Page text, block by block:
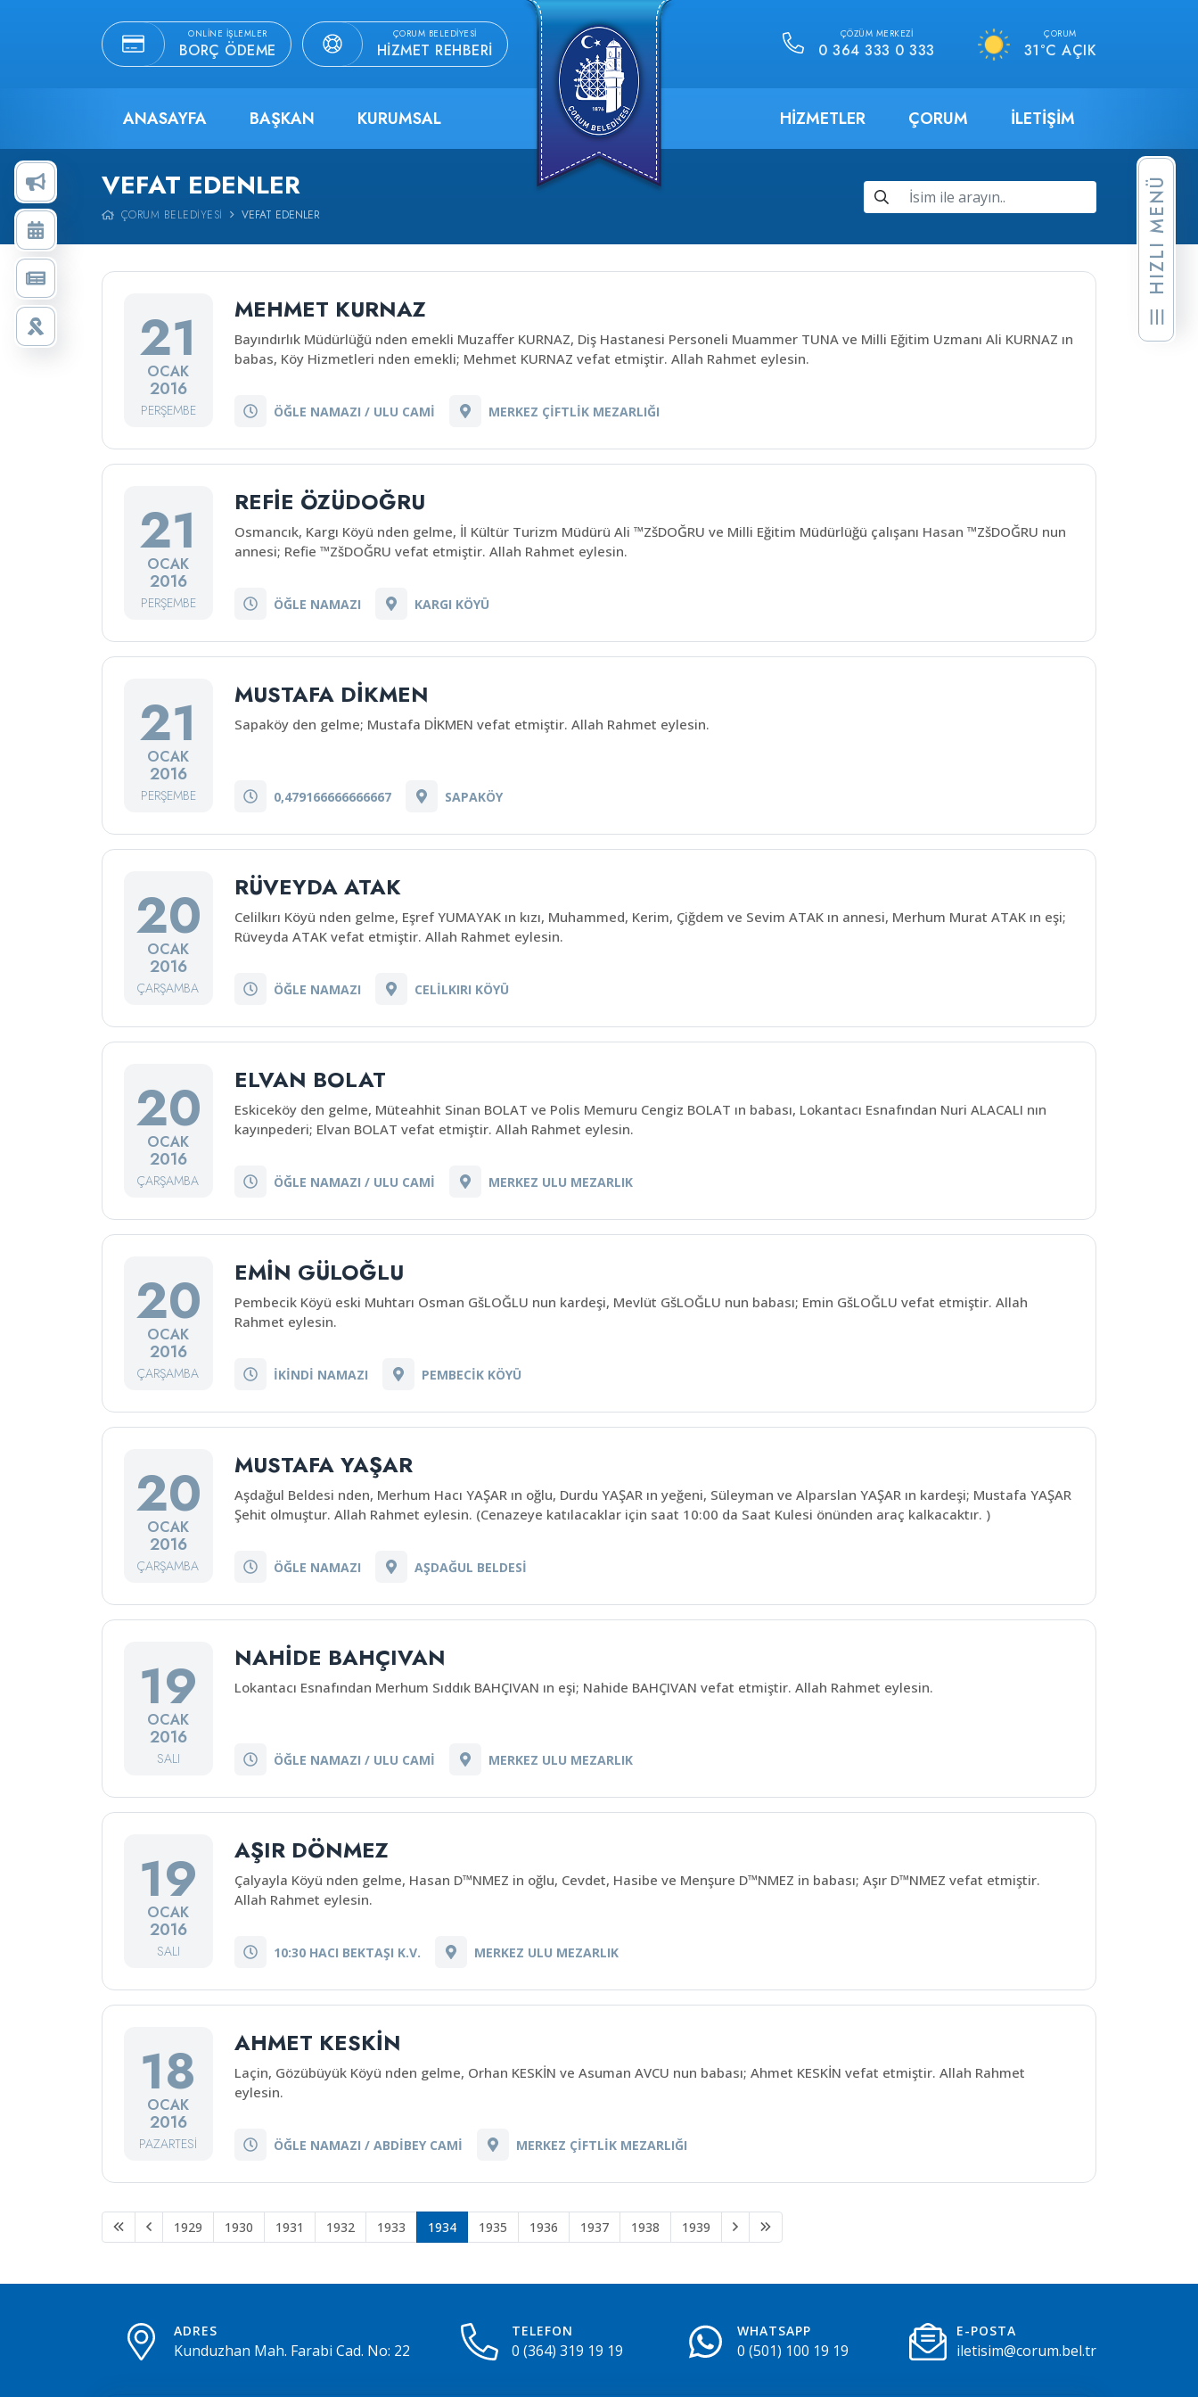
ONLINE İŞLEMLER
BORÇ ÖDEME
ÇORUM BELEDIYESI
HIZMET REHBERI
ÇÖZÜM MERKEZI
0 364 333 0 333
ÇORUM
31°C AÇIK
ANASAYFA BAŞKAN KURUMSAL HIZMETLER ÇORUM İLETIŞIM
VEFAT EDENLER
ÇORUM BELEDIYESI VEFAT EDENLER
21
OCAK
2016
PERŞEMBE
MEHMET KURNAZ
Bayındırlık Müdürlüğü nden emekli Muzaffer KURNAZ, Diş Hastanesi Personeli Muammer TUNA ve Milli Eğitim Uzmanı Ali KURNAZ ın
babas, Köy Hizmetleri nden emekli; Mehmet KURNAZ vefat etmiştir. Allah Rahmet eylesin.
ÖĞLE NAMAZI / ULU CAMİ MERKEZ ÇİFTLİK MEZARLIĞI
21
OCAK
2016
PERŞEMBE
REFİE ÖZÜDOĞRU
Osmancık, Kargı Köyü nden gelme, İl Kültür Turizm Müdürü Ali ™ZšDOĞRU ve Milli Eğitim Müdürlüğü çalışanı Hasan ™ZšDOĞRU nun
annesi; Refie ™ZšDOĞRU vefat etmiştir. Allah Rahmet eylesin.
ÖĞLE NAMAZI KARGI KÖYÜ
21
OCAK
2016
PERŞEMBE
MUSTAFA DİKMEN
Sapaköy den gelme; Mustafa DİKMEN vefat etmiştir. Allah Rahmet eylesin.
0,479166666666667 SAPAKÖY
20
OCAK
2016
ÇARŞAMBA
RÜVEYDA ATAK
Celilkırı Köyü nden gelme, Eşref YUMAYAK ın kızı, Muhammed, Kerim, Çiğdem ve Sevim ATAK ın annesi, Merhum Murat ATAK ın eşi;
Rüveyda ATAK vefat etmiştir. Allah Rahmet eylesin.
ÖĞLE NAMAZI CELİLKIRI KÖYÜ
20
OCAK
2016
ÇARŞAMBA
ELVAN BOLAT
Eskiceköy den gelme, Müteahhit Sinan BOLAT ve Polis Memuru Cengiz BOLAT ın babası, Lokantacı Esnafından Nuri ALACALI nın
kayınpederi; Elvan BOLAT vefat etmiştir. Allah Rahmet eylesin.
ÖĞLE NAMAZI / ULU CAMİ MERKEZ ULU MEZARLIK
20
OCAK
2016
ÇARŞAMBA
EMİN GÜLOĞLU
Pembecik Köyü eski Muhtarı Osman GšLOĞLU nun kardeşi, Mevlüt GšLOĞLU nun babası; Emin GšLOĞLU vefat etmiştir. Allah
Rahmet eylesin.
İKİNDİ NAMAZI PEMBECİK KÖYÜ
20
OCAK
2016
ÇARŞAMBA
MUSTAFA YAŞAR
Aşdağul Beldesi nden, Merhum Hacı YAŞAR ın oğlu, Durdu YAŞAR ın yeğeni, Süleyman ve Alparslan YAŞAR ın kardeşi; Mustafa YAŞAR
Şehit olmuştur. Allah Rahmet eylesin. (Cenazeye katılacaklar için saat 10:00 da Saat Kulesi önünden araç kalkacaktır. )
ÖĞLE NAMAZI AŞDAĞUL BELDESİ
19
OCAK
2016
SALI
NAHİDE BAHÇIVAN
Lokantacı Esnafından Merhum Sıddık BAHÇIVAN ın eşi; Nahide BAHÇIVAN vefat etmiştir. Allah Rahmet eylesin.
ÖĞLE NAMAZI / ULU CAMİ MERKEZ ULU MEZARLIK
19
OCAK
2016
SALI
AŞIR DÖNMEZ
Çalyayla Köyü nden gelme, Hasan D™NMEZ in oğlu, Cevdet, Hasibe ve Menşure D™NMEZ in babası; Aşır D™NMEZ vefat etmiştir.
Allah Rahmet eylesin.
10:30 HACI BEKTAŞI K.V. MERKEZ ULU MEZARLIK
18
OCAK
2016
PAZARTESI
AHMET KESKİN
Laçin, Gözübüyük Köyü nden gelme, Orhan KESKİN ve Asuman AVCU nun babası; Ahmet KESKİN vefat etmiştir. Allah Rahmet
eylesin.
ÖĞLE NAMAZI / ABDİBEY CAMİ MERKEZ ÇİFTLİK MEZARLIĞI
1929 1930 1931 1932 1933 1934 1935 1936 1937 1938 1939
ADRES
Kunduzhan Mah. Farabi Cad. No: 22
TELEFON
0 (364) 319 19 19
WHATSAPP
0 (501) 100 19 19
E-POSTA
iletisim@corum.bel.tr
HIZLI MENÜ